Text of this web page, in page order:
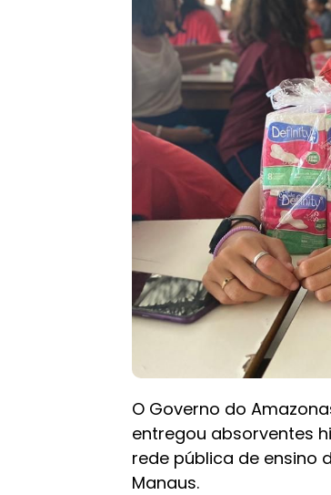
O Governo do
entregou absorventes
rede pública de ensino
Manaus.